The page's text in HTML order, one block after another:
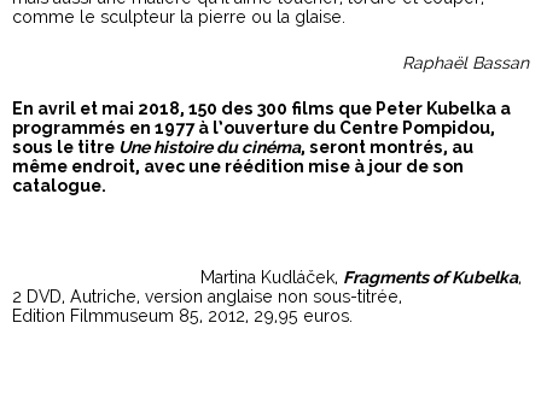
comme le sculpteur la pierre ou la glaise.
Raphaël Bassan
En avril et mai 2018, 150 des 300 films que Peter Kubelka a
programmés en 1977 à l’ouverture du Centre Pompidou,
sous le titre Une histoire du cinéma, seront montrés, au
même endroit, avec une réédition mise à jour de son
catalogue.
Martina Kudláček, Fragments of Kubelka,
2 DVD, Autriche, version anglaise non sous-titrée,
Edition Filmmuseum 85, 2012, 29,95 euros.